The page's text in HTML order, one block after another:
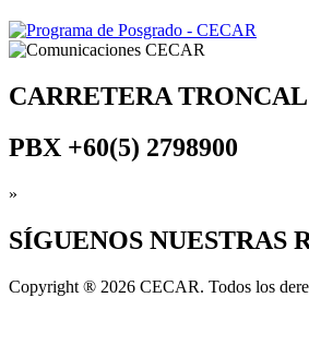
CARRETERA
PBX +60(5) 2798900
»
SÍGUENOS NUESTRAS
Copyright ® 2026 CECAR. Todos los